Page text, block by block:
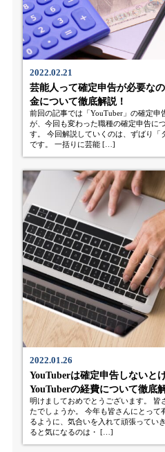
2022.02.21
芸能人って確定申告が必要な
金について徹底解説！
前回の記事では「YouTuber」の確定申
が、今回も変わった職種の確定申告に
す。 今回解説していくのは、ずばり「
です。 一括りに芸能 […]
2022.01.26
YouTuberは確定申告しないと
YouTuberの経費について徹底
明けましておめでとうございます。 皆
たでしょうか。 今年も皆さんにとって
るように、気合いを入れて頑張ってい
ると気になるのは・ […]